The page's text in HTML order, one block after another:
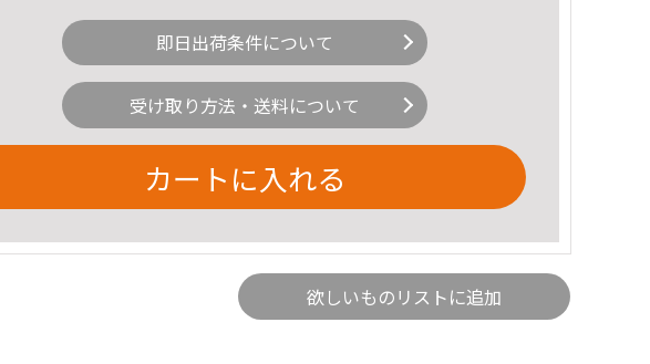
即日出荷条件について
受け取り方法・送料について
カートに入れる
欲しいものリストに追加